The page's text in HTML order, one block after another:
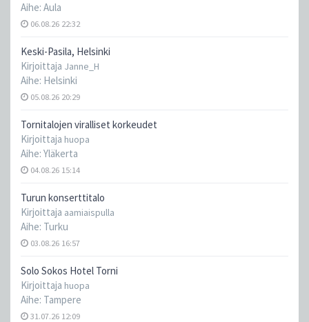
Aihe: Aula
06.08.26 22:32
Keski-Pasila, Helsinki
Kirjoittaja Janne_H
Aihe: Helsinki
05.08.26 20:29
Tornitalojen viralliset korkeudet
Kirjoittaja huopa
Aihe: Yläkerta
04.08.26 15:14
Turun konserttitalo
Kirjoittaja aamiaispulla
Aihe: Turku
03.08.26 16:57
Solo Sokos Hotel Torni
Kirjoittaja huopa
Aihe: Tampere
31.07.26 12:09